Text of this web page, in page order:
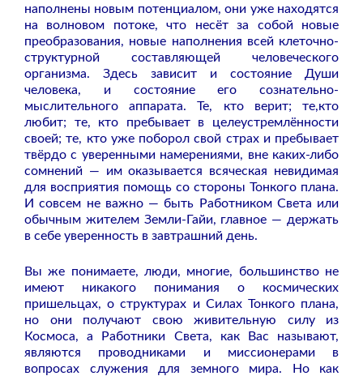
наполнены новым потенциалом, они уже находятся
на волновом потоке, что несёт за собой новые
преобразования, новые наполнения всей клеточно-
структурной составляющей человеческого
организма. Здесь зависит и состояние Души
человека, и состояние его сознательно-
мыслительного аппарата. Те, кто верит; те,кто
любит; те, кто пребывает в целеустремлённости
своей; те, кто уже поборол свой страх и пребывает
твёрдо с уверенными намерениями, вне каких-либо
сомнений — им оказывается всяческая невидимая
для восприятия помощь со стороны Тонкого плана.
И совсем не важно — быть Работником Света или
обычным жителем Земли-Гайи, главное — держать
в себе уверенность в завтрашний день.
Вы же понимаете, люди, многие, большинство не
имеют никакого понимания о космических
пришельцах, о структурах и Силах Тонкого плана,
но они получают свою живительную силу из
Космоса, а Работники Света, как Вас называют,
являются проводниками и миссионерами в
вопросах служения для земного мира. Но как